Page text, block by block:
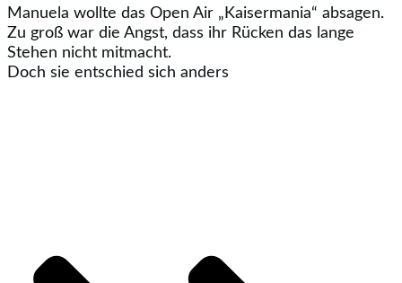
Manuela wollte das Open Air „Kaisermania“ absagen.
Zu groß war die Angst, dass ihr Rücken das lange
Stehen nicht mitmacht.
Doch sie entschied sich anders